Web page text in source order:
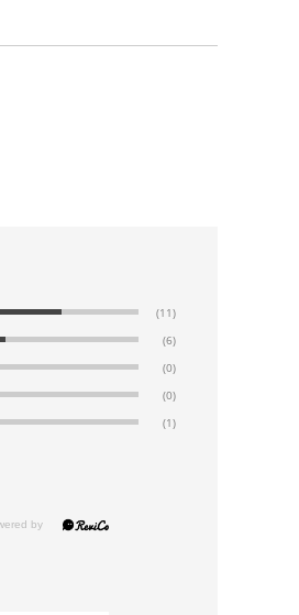
(11)
(6)
(0)
(0)
(1)